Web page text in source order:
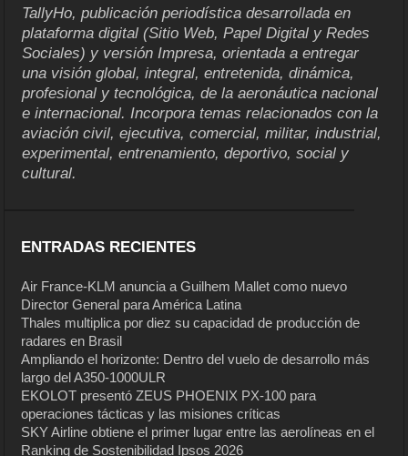
TallyHo, publicación periodística desarrollada en
plataforma digital (Sitio Web, Papel Digital y Redes
Sociales) y versión Impresa, orientada a entregar
una visión global, integral, entretenida, dinámica,
profesional y tecnológica, de la aeronáutica nacional
e internacional. Incorpora temas relacionados con la
aviación civil, ejecutiva, comercial, militar, industrial,
experimental, entrenamiento, deportivo, social y
cultural.
ENTRADAS RECIENTES
Air France-KLM anuncia a Guilhem Mallet como nuevo
Director General para América Latina
Thales multiplica por diez su capacidad de producción de
radares en Brasil
Ampliando el horizonte: Dentro del vuelo de desarrollo más
largo del A350-1000ULR
EKOLOT presentó ZEUS PHOENIX PX-100 para
operaciones tácticas y las misiones críticas
SKY Airline obtiene el primer lugar entre las aerolíneas en el
Ranking de Sostenibilidad Ipsos 2026